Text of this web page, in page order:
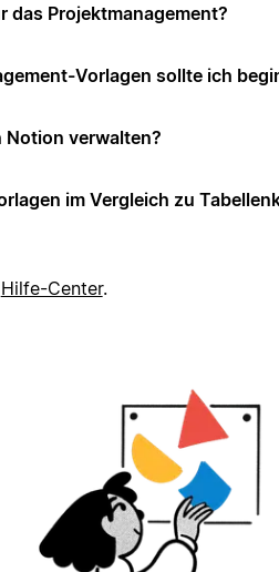
das Projektmanagement?
Vorlagen sollte ich
Notion verwalten?
im Vergleich zu
Hilfe-Center.